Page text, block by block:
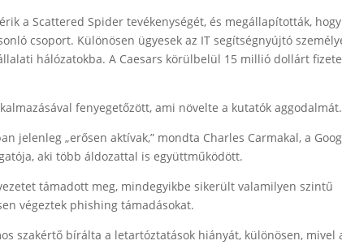
a Scattered Spider tevékenységét, és megállapították,
csoport. Különösen ügyesek az IT segítségnyújtó
hálózatokba. A Caesars körülbelül 15 millió dollárt
fenyegetőzött, ami növelte a kutatók aggodalmát.
jelenleg „erősen aktívak,” mondta Charles Carmakal, a
aki több áldozattal is együttműködött.
támadott meg, mindegyikbe sikerült valamilyen szintű
végeztek phishing támadásokat.
szakértő bírálta a letartóztatások hiányát, különösen, mivel